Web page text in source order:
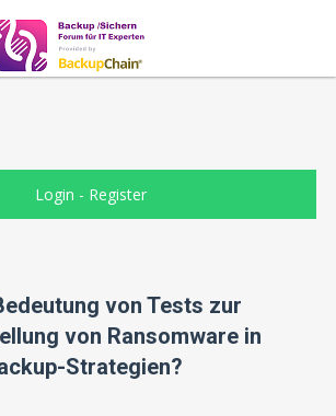
Login - Register
von Tests zur
von Ransomware in
Strategien?